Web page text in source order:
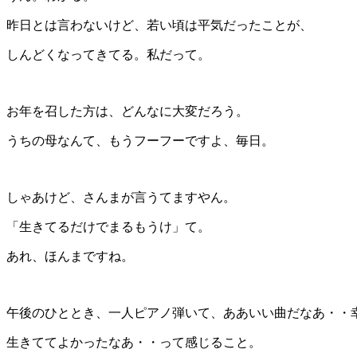
昨日とは言わないけど、若い頃は平気だったことが、
しんどくなってきてる。私だって。
お年を召した方は、どんなに大変だろう。
うちの母なんて、もうフーフーですよ、毎日。
しゃあけど、さんまが言うてますやん。
「生きてるだけでまるもうけ」て。
あれ、ほんまですね。
午後のひととき、一人ピアノ弾いて、ああいい曲だなあ・・
生きててよかったなあ・・って感じること。